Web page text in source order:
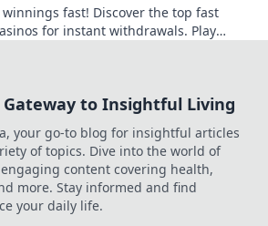
winnings fast! Discover the top fast
for instant withdrawals. Play
Gateway to Insightful Living
your go-to blog for insightful articles
of topics. Dive into the world of
content covering health,
more. Stay informed and find
your daily life.